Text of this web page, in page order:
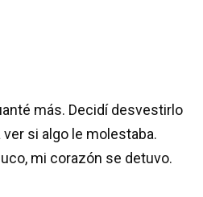
más. Decidí desvestirlo
si algo le molestaba.
mi corazón se detuvo.